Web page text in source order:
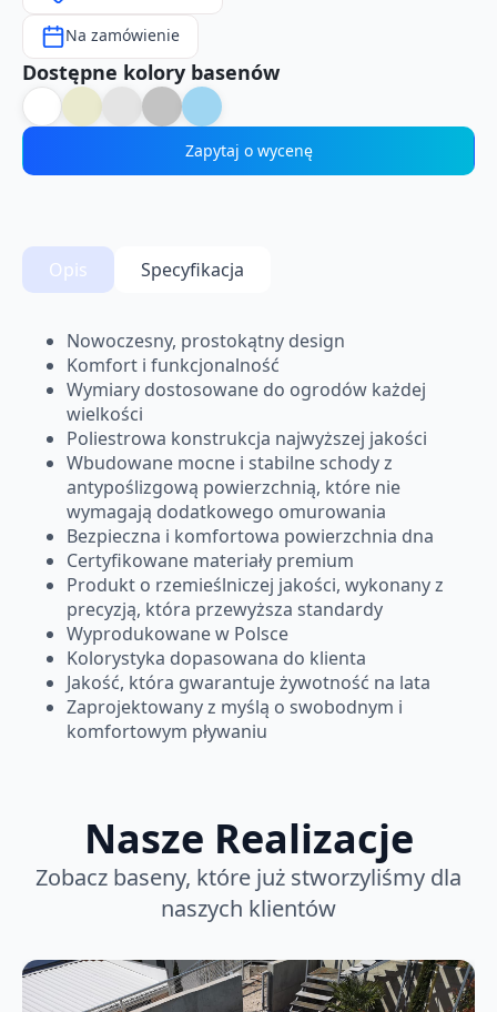
Na zamówienie
Dostępne kolory basenów
Zapytaj o wycenę
Opis Specyfikacja
Nowoczesny, prostokątny design
Komfort i funkcjonalność
Wymiary dostosowane do ogrodów każdej
wielkości
Poliestrowa konstrukcja najwyższej jakości
Wbudowane mocne i stabilne schody z
antypoślizgową powierzchnią, które nie
wymagają dodatkowego omurowania
Bezpieczna i komfortowa powierzchnia dna
Certyfikowane materiały premium
Produkt o rzemieślniczej jakości, wykonany z
precyzją, która przewyższa standardy
Wyprodukowane w Polsce
Kolorystyka dopasowana do klienta
Jakość, która gwarantuje żywotność na lata
Zaprojektowany z myślą o swobodnym i
komfortowym pływaniu
Nasze Realizacje
Zobacz baseny, które już stworzyliśmy dla
naszych klientów